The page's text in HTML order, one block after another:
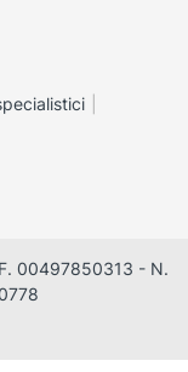
00497850313 - N.